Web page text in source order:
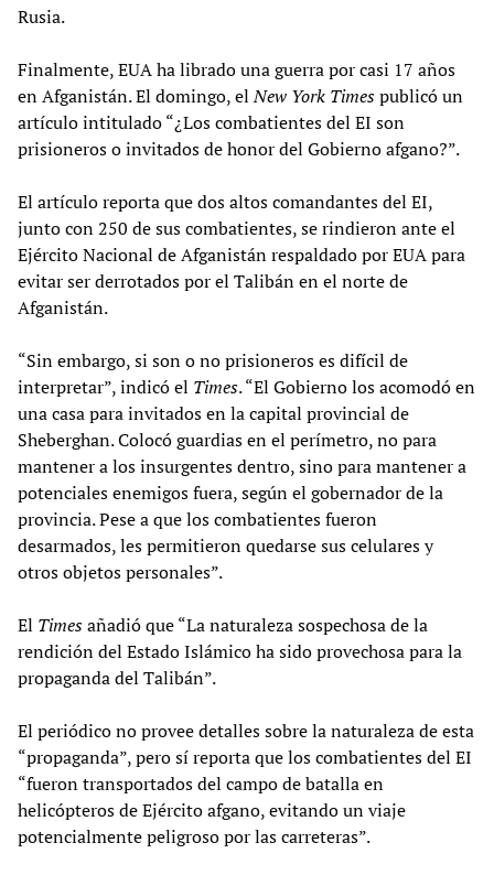
Rusia.
Finalmente, EUA ha librado una guerra por casi 17 años
en Afganistán. El domingo, elNew York Timespublicó un
artículo intitulado “¿Los combatientes del EI son
prisioneros o invitados de honor del Gobierno afgano?”.
El artículo reporta que dos altos comandantes del EI,
junto con 250 de sus combatientes, se rindieron ante el
Ejército Nacional de Afganistán respaldado por EUA para
evitar ser derrotados por el Talibán en el norte de
Afganistán.
“Sin embargo, si son o no prisioneros es difícil de
interpretar”, indicó el Times. “El Gobierno los acomodó en
una casa para invitados en la capital provincial de
Sheberghan. Colocó guardias en el perímetro, no para
mantener a los insurgentes dentro, sino para mantener a
potenciales enemigos fuera, según el gobernador de la
provincia. Pese a que los combatientes fueron
desarmados, les permitieron quedarse sus celulares y
otros objetos personales”.
El Timesañadió que “La naturaleza sospechosa de la
rendición del Estado Islámico ha sido provechosa para la
propaganda del Talibán”.
El periódico no provee detalles sobre la naturaleza de esta
“propaganda”, pero sí reporta que los combatientes del EI
“fueron transportados del campo de batalla en
helicópteros de Ejército afgano, evitando un viaje
potencialmente peligroso por las carreteras”.